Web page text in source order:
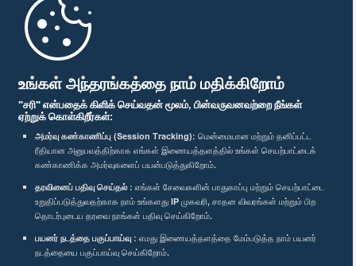
உங்கள் அந்தரங்கத்தை நாம் மதிக்கிறோம்
"சரி" என்பதைக் கிளிக் செய்வதன் மூலம், பின்வருவனவற்றை நீங்கள்
ஏற்றுக் கொள்கிறீர்கள்:
அமர்வு கண்காணிப்பு (Session Tracking): மென்மையான மற்றும் தனிப்பட்ட
ரீதியான அனுபவத்திற்காக எங்கள் இணையத்தளத்தில் உங்கள் செயற்பாட்டைக்
கண்காணிக்க அமர்வுகளைப் பயன்படுத்துகிறோம்.
தரவினைப் பதிவு செய்தல் : எங்கள் சேவைகளின் பாதுகாப்பு மற்றும் செயற்பாட்டை
உறுதிப்படுத்துவதற்காக நாம் உங்களது IP முகவரி, சாதன விவரங்கள் மற்றும் பிற
தொடர்புடைய தரவை நாங்கள் பதிவு செய்கிறோம்.
பயனர் நடத்தை பகுப்பாய்வு : எமது இணையத்தளத்தை மேம்படுத்த நாம் பயனர்
நடத்தையை பகுப்பாய்வு செய்கிறோம்.
பாராளுமன்ற கையடக்க செயலி
எம்மை பின்தொடர்க :
விருதுகள்
தனியுரிமைக் கொள்கை